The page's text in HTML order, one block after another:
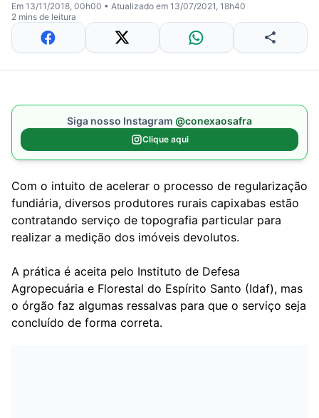
Em 13/11/2018, 00h00 • Atualizado em 13/07/2021, 18h40
2 mins de leitura
Siga nosso Instagram @conexaosafra
Clique aqui
Com o intuito de acelerar o processo de regularização
fundiária, diversos produtores rurais capixabas estão
contratando serviço de topografia particular para
realizar a medição dos imóveis devolutos.
A prática é aceita pelo Instituto de Defesa
Agropecuária e Florestal do Espírito Santo (Idaf), mas
o órgão faz algumas ressalvas para que o serviço seja
concluído de forma correta.